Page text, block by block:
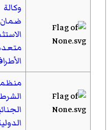
وكالة
ضمان